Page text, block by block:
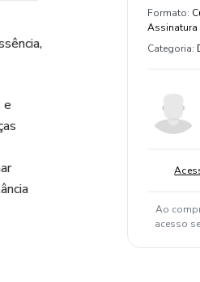
e
Formato:
Assinatura
Categoria:
Ao
acesso